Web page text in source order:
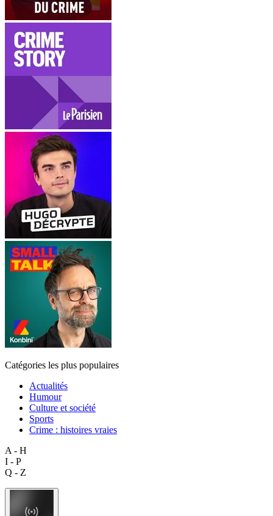
Catégories les plus populaires
Actualités
Humour
Culture et société
Sports
Crime : histoires vraies
A - H
I - P
Q - Z